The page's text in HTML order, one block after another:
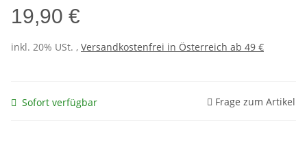
19,90 €
inkl. 20% USt. , Versandkostenfrei in Österreich ab 49 €
Sofort verfügbar Frage zum Artikel